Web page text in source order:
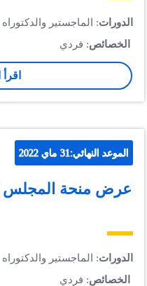
الدورات: الماجستير والدكتوراه
الخصائص: فردي
اقرأ
الموعد النهائي:31 ماي 2022
عرض منحة المجلس
الدورات: الماجستير والدكتوراه
الخصائص: فردي